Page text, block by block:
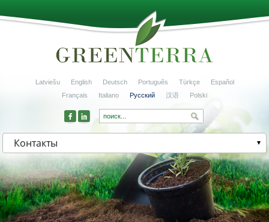
Latviešu English Deutsch Português Türkçe
Español
Français
Italiano Русский 汉语 Polski
Контакты